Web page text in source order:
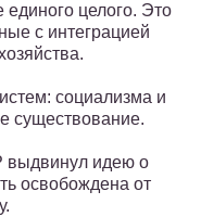
единого целого. Это
с интеграцией
социализма и
существование.
выдвинул идею о
освобождена от